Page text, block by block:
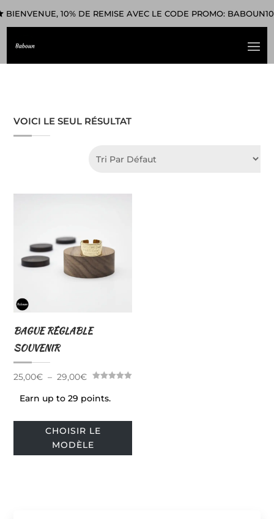
BIENVENUE, 10% DE REMISE AVEC LE CODE PROMO: BABOUN10
VOICI LE SEUL RÉSULTAT
BAGUE RÉGLABLE
SOUVENIR
5.00
sur 5
25,00€ – 29,00€Plage
de
25,00€
à
29,00€
Earn up to 29 points.
CHOISIR LE
MODÈLE
Ce